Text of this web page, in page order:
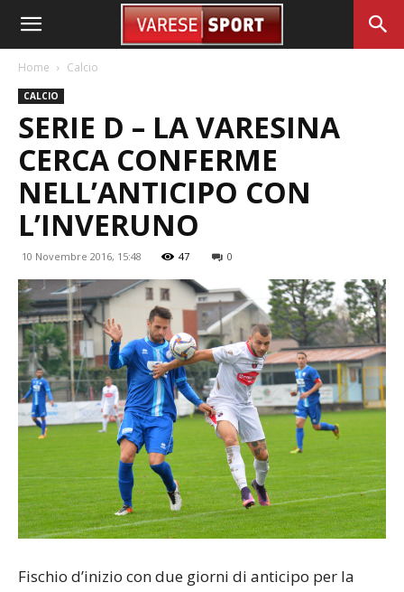
Home Calcio
CALCIO
SERIE D – LA VARESINA
CERCA CONFERME
NELL’ANTICIPO CON
L’INVERUNO
10 Novembre 2016, 15:48 47 0
Fischio d’inizio con due giorni di anticipo per la